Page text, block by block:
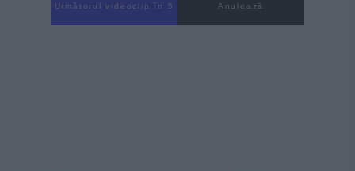
Următorul videoclip în 3 Anulează